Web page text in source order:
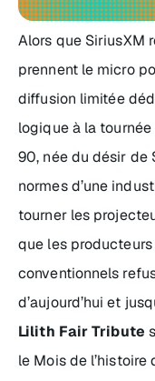
Alors que SiriusXM
prennent le micro
diffusion limitée
logique à la
90, née du désir de
normes d’une
tourner les
que les
conventionnels
d’aujourd’hui et
Lilith Fair Tribute
le Mois de l’histoire